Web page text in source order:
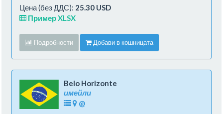
Цена (без ДДС): 25.30 USD
Пример XLSX
Подробности Добави в кошницата
Belo Horizonte
имейли
@